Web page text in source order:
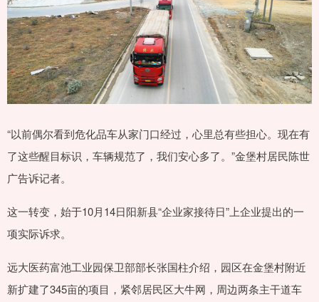
“以前偶尔看到危化品车从家门口经过，心里总有些担心。现在有
了这些醒目标识，车辆规范了，我们安心多了。”金堡村居民陈世
广告诉记者。
这一转变，始于10月14日阳新县“企业家接待日”上企业提出的一
项实际诉求。
远大医药富池工业园保卫部部长张国柱介绍，园区在金堡村附近
新扩建了345亩的项目，紧邻居民区大牛网，周边两条主干道车